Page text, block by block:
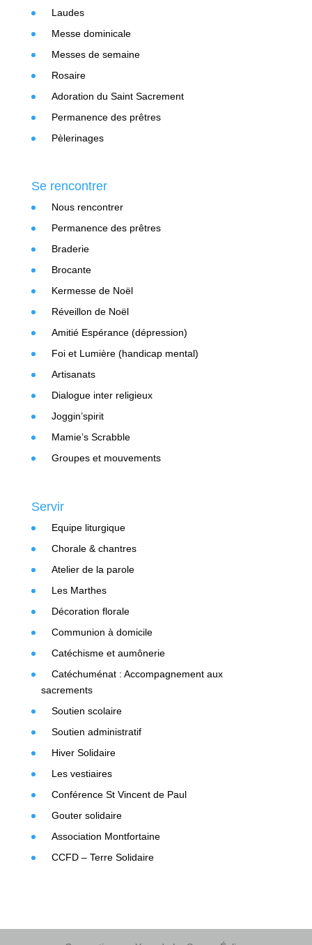
Laudes
Messe dominicale
Messes de semaine
Rosaire
Adoration du Saint Sacrement
Permanence des prêtres
Pèlerinages
Se rencontrer
Nous rencontrer
Permanence des prêtres
Braderie
Brocante
Kermesse de Noël
Réveillon de Noël
Amitié Espérance (dépression)
Foi et Lumière (handicap mental)
Artisanats
Dialogue inter religieux
Joggin’spirit
Mamie’s Scrabble
Groupes et mouvements
Servir
Equipe liturgique
Chorale & chantres
Atelier de la parole
Les Marthes
Décoration florale
Communion à domicile
Catéchisme et aumônerie
Catéchuménat : Accompagnement aux
sacrements
Soutien scolaire
Soutien administratif
Hiver Solidaire
Les vestiaires
Conférence St Vincent de Paul
Gouter solidaire
Association Montfortaine
CCFD – Terre Solidaire